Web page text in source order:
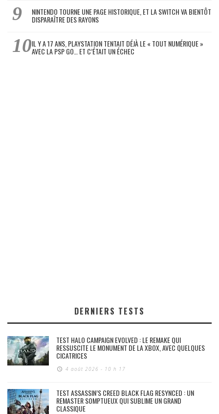
NINTENDO TOURNE UNE PAGE HISTORIQUE, ET LA SWITCH VA BIENTÔT
DISPARAÎTRE DES RAYONS
IL Y A 17 ANS, PLAYSTATION TENTAIT DÉJÀ LE « TOUT NUMÉRIQUE »
AVEC LA PSP GO… ET C’ÉTAIT UN ÉCHEC
DERNIERS TESTS
TEST HALO CAMPAIGN EVOLVED : LE REMAKE QUI
RESSUSCITE LE MONUMENT DE LA XBOX, AVEC QUELQUES
CICATRICES
4 août 2026 - 10 h 17
TEST ASSASSIN’S CREED BLACK FLAG RESYNCED : UN
REMASTER SOMPTUEUX QUI SUBLIME UN GRAND
CLASSIQUE